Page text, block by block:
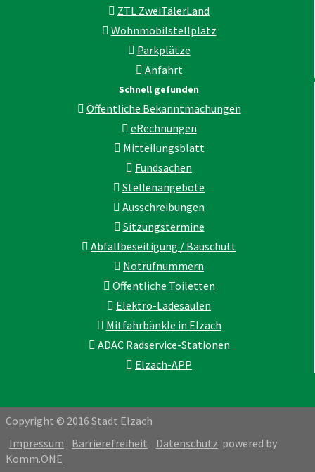
ZTL ZweiTälerLand
Wohnmobilstellplatz
Parkplätze
Anfahrt
Schnell gefunden
Öffentliche Bekanntmachungen
eRechnungen
Mitteilungsblatt
Fundsachen
Stellenangebote
Ausschreibungen
Sitzungstermine
Abfallbeseitigung / Bauschutt
Notrufnummern
Öffentliche Toiletten
Elektro-Ladesäulen
Mitfahrbänkle in Elzach
ADAC Radservice-Stationen
Elzach-APP
Copyright © 2016 Stadt Elzach
Impressum
Barrierefreiheit Datenschutz powered by
Komm.ONE